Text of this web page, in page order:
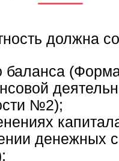
должна
баланса
№2);
денежных